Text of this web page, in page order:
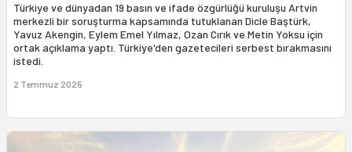
Türkiye ve dünyadan 19 basın ve ifade özgürlüğü kuruluşu Artvin
merkezli bir soruşturma kapsamında tutuklanan Dicle Baştürk,
Yavuz Akengin, Eylem Emel Yılmaz, Ozan Cırık ve Metin Yoksu için
ortak açıklama yaptı. Türkiye'den gazetecileri serbest bırakmasını
istedi.
2 Temmuz 2025